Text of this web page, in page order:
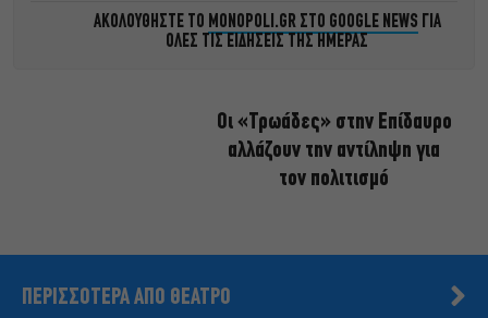
ΑΚΟΛΟΥΘΗΣΤΕ ΤΟ MONOPOLI.GR ΣΤΟ GOOGLE NEWS ΓΙΑ
ΟΛΕΣ ΤΙΣ ΕΙΔΗΣΕΙΣ ΤΗΣ ΗΜΕΡΑΣ
Οι «Τρωάδες» στην Επίδαυρο
αλλάζουν την αντίληψη για
τον πολιτισμό
ΠΕΡΙΣΣΟΤΕΡΑ ΑΠΟ ΘΕΑΤΡΟ